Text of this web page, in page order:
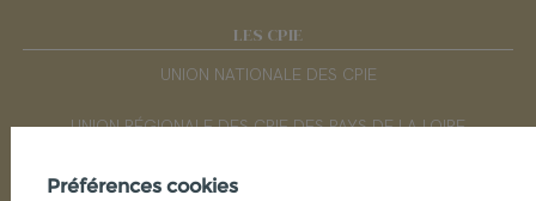
LES CPIE
UNION NATIONALE DES CPIE
UNION RÉGIONALE DES CPIE DES PAYS DE LA LOIRE
Préférences cookies